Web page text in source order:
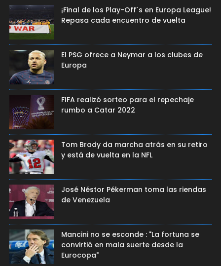
¡Final de los Play-Off´s en Europa League!
Repasa cada encuentro de vuelta
El PSG ofrece a Neymar a los clubes de
Europa
FIFA realizó sorteo para el repechaje
rumbo a Catar 2022
Tom Brady da marcha atrás en su retiro
y está de vuelta en la NFL
José Néstor Pékerman toma las riendas
de Venezuela
Mancini no se esconde : "La fortuna se
convirtió en mala suerte desde la
Eurocopa"